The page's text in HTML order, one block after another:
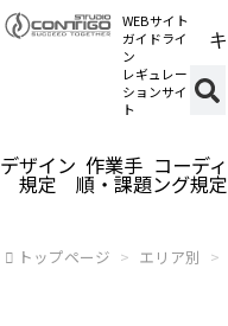
WEBサイト
ガイドライ
ン
レギュレー
ションサイ
ト
デザイン
規定
作業手
順・課題
コーディ
ング規定
トップページ エリア別